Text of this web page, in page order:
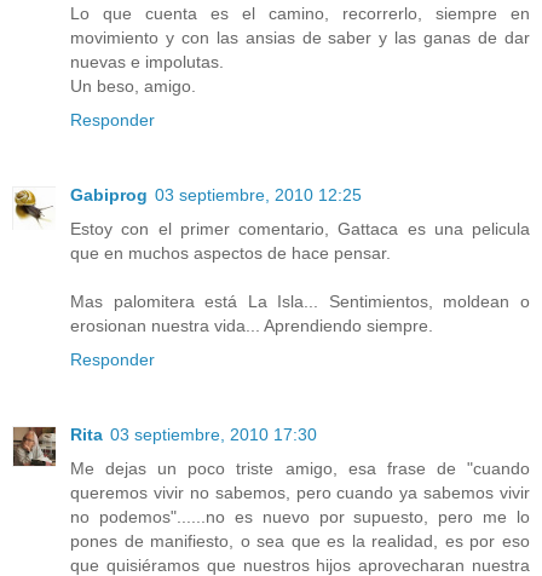
Lo que cuenta es el camino, recorrerlo, siempre en
movimiento y con las ansias de saber y las ganas de dar
nuevas e impolutas.
Un beso, amigo.
Responder
Gabiprog 03 septiembre, 2010 12:25
Estoy con el primer comentario, Gattaca es una pelicula
que en muchos aspectos de hace pensar.
Mas palomitera está La Isla... Sentimientos, moldean o
erosionan nuestra vida... Aprendiendo siempre.
Responder
Rita 03 septiembre, 2010 17:30
Me dejas un poco triste amigo, esa frase de "cuando
queremos vivir no sabemos, pero cuando ya sabemos vivir
no podemos"......no es nuevo por supuesto, pero me lo
pones de manifiesto, o sea que es la realidad, es por eso
que quisiéramos que nuestros hijos aprovecharan nuestra